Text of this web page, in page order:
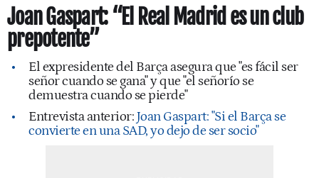
Joan Gaspart: “El Real Madrid es un club
prepotente”
El expresidente del Barça asegura que "es fácil ser
señor cuando se gana" y que "el señorío se
demuestra cuando se pierde"
Entrevista anterior:Joan Gaspart: "Si el Barça se
convierte en una SAD, yo dejo de ser socio"